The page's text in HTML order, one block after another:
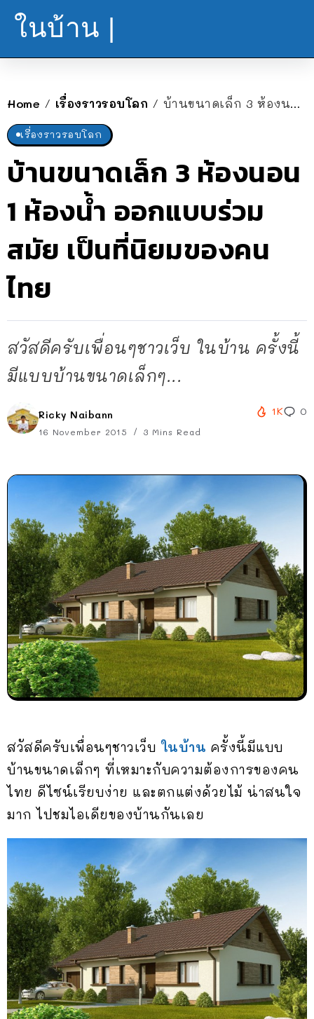
ในบ้าน |
Home / เรื่องราวรอบโลก / บ้านขนาดเล็ก 3 ห้องนอน 1 ห้องน้ำ ออกแบบร่วมสมัย เป็นที่นิยมของคนไทย
เรื่องราวรอบโลก
บ้านขนาดเล็ก 3 ห้องนอน
1 ห้องน้ำ ออกแบบร่วม
สมัย เป็นที่นิยมของคน
ไทย
สวัสดีครับเพื่อนๆชาวเว็บ ในบ้าน ครั้งนี้
มีแบบบ้านขนาดเล็กๆ...
Ricky Naibann
16 November 2015 3 Mins Read
1K 0
สวัสดีครับเพื่อนๆชาวเว็บในบ้าน ครั้งนี้มีแบบ
บ้านขนาดเล็กๆ ที่เหมาะกับความต้องการของคน
ไทย ดีไซน์เรียบง่าย และตกแต่งด้วยไม้ น่าสนใจ
มาก ไปชมไอเดียของบ้านกันเลย